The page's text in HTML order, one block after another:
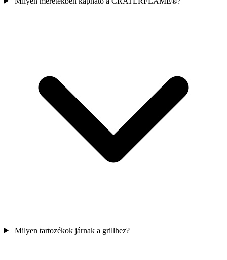
Milyen tartozékok járnak a grillhez?